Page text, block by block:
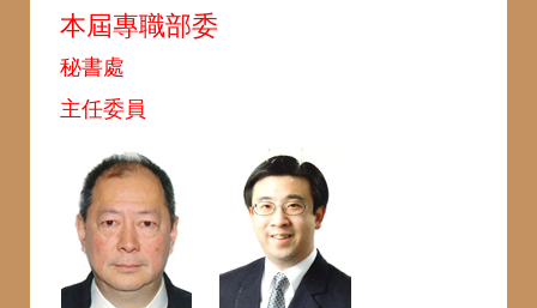
本屆專職部委
秘書處
主任委員